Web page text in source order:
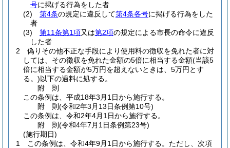
号に掲げる行為をした者
(2)
第4条の規定に違反して第4条各号に掲げる行為をした
者
(3)
第11条第1項又は第2項の規定による市長の命令に違反
した者
2
偽りその他不正な手段により使用料の徴収を免れた者に対
しては、その徴収を免れた金額の5倍に相当する金額(当該5
倍に相当する金額が5万円を超えないときは、5万円とす
る。)以下の過料に処する。
附 則
この条例は、平成18年3月1日から施行する。
附 則(令和2年3月13日条例第10号)
この条例は、令和2年4月1日から施行する。
附 則(令和4年7月1日条例第23号)
(施行期日)
1
この条例は、令和4年9月1日から施行する。 ただし、次項